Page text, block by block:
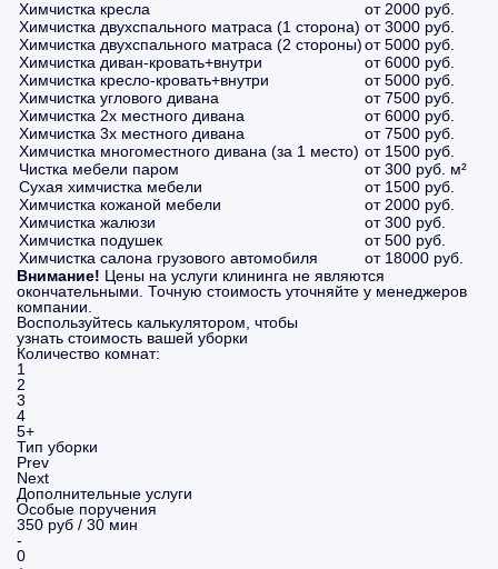
Химчистка кресла
от 2000 руб.
Химчистка двухспального матраса (1 сторона) от 3000 руб.
Химчистка двухспального матраса (2 стороны)от 5000 руб.
Химчистка диван-кровать+внутри
от 6000 руб.
Химчистка кресло-кровать+внутри
от 5000 руб.
Химчистка углового дивана
от 7500 руб.
Химчистка 2х местного дивана
от 6000 руб.
Химчистка 3х местного дивана
от 7500 руб.
Химчистка многоместного дивана (за 1 место) от 1500 руб.
Чистка мебели паром
от 300 руб. м²
Сухая химчистка мебели
от 1500 руб.
Химчистка кожаной мебели
от 2000 руб.
Химчистка жалюзи
от 300 руб.
Химчистка подушек
от 500 руб.
Химчистка салона грузового автомобиля
от 18000 руб.
Внимание! Цены на услуги клининга не являются
окончательными. Точную стоимость уточняйте у менеджеров
компании.
Воспользуйтесь калькулятором, чтобы
узнать стоимость вашей уборки
Количество комнат:
1
2
3
4
5+
Тип уборки
Prev
Next
Дополнительные услуги
Особые поручения
350 руб / 30 мин
-
0